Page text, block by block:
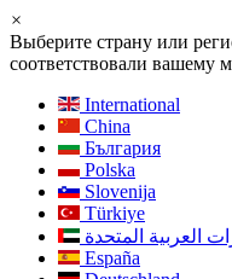
×
Выберите страну или
соответствовали вашему
International
China
България
Polska
Slovenija
Türkiye
العربية المتحدة
España